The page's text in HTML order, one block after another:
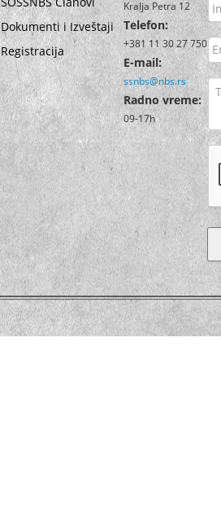
Dokumenti i Izveštaji
Registracija
Kralja Petra 12
Telefon:
+381 11 30 27 750
E-mail:
ssnbs@nbs.rs
Radno vreme:
09-17h